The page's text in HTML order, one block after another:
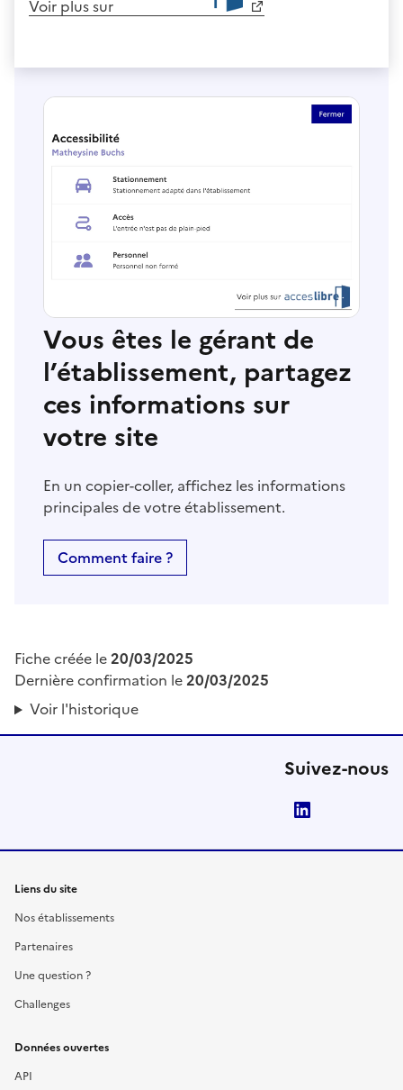
Voir plus sur
Vous êtes le gérant de
l’établissement, partagez
ces informations sur
votre site
En un copier-coller, affichez les informations
principales de votre établissement.
Comment faire ?
Fiche créée le20/03/2025
Dernière confirmation le20/03/2025
Voir l'historique
Suivez-nous
Liens du site
Nos établissements
Partenaires
Une question ?
Challenges
Données ouvertes
API